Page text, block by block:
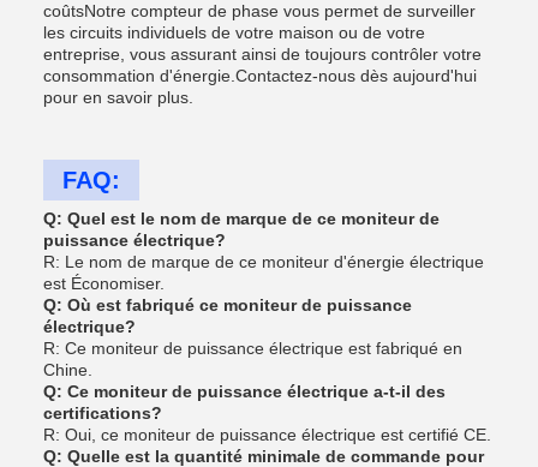
coûtsNotre compteur de phase vous permet de surveiller
les circuits individuels de votre maison ou de votre
entreprise, vous assurant ainsi de toujours contrôler votre
consommation d'énergie.Contactez-nous dès aujourd'hui
pour en savoir plus.
FAQ:
Q: Quel est le nom de marque de ce moniteur de
puissance électrique?
R: Le nom de marque de ce moniteur d'énergie électrique
est Économiser.
Q: Où est fabriqué ce moniteur de puissance
électrique?
R: Ce moniteur de puissance électrique est fabriqué en
Chine.
Q: Ce moniteur de puissance électrique a-t-il des
certifications?
R: Oui, ce moniteur de puissance électrique est certifié CE.
Q: Quelle est la quantité minimale de commande pour